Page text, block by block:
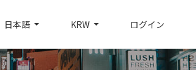
日本語 KRW ログイン